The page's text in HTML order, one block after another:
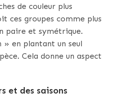
de couleur plus
ces groupes comme plus
paire et symétrique.
en plantant un seul
Cela donne un aspect
et des saisons